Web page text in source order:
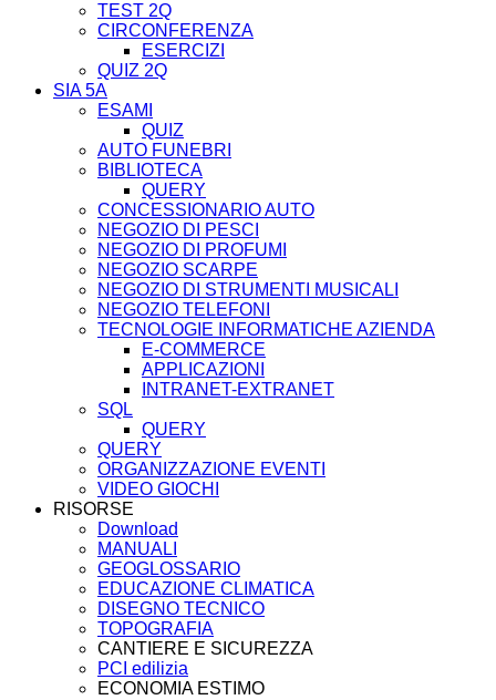
TEST 2Q
CIRCONFERENZA
ESERCIZI
QUIZ 2Q
SIA 5A
ESAMI
QUIZ
AUTO FUNEBRI
BIBLIOTECA
QUERY
CONCESSIONARIO AUTO
NEGOZIO DI PESCI
NEGOZIO DI PROFUMI
NEGOZIO SCARPE
NEGOZIO DI STRUMENTI MUSICALI
NEGOZIO TELEFONI
TECNOLOGIE INFORMATICHE AZIENDA
E-COMMERCE
APPLICAZIONI
INTRANET-EXTRANET
SQL
QUERY
QUERY
ORGANIZZAZIONE EVENTI
VIDEO GIOCHI
RISORSE
Download
MANUALI
GEOGLOSSARIO
EDUCAZIONE CLIMATICA
DISEGNO TECNICO
TOPOGRAFIA
CANTIERE E SICUREZZA
PCI edilizia
ECONOMIA ESTIMO